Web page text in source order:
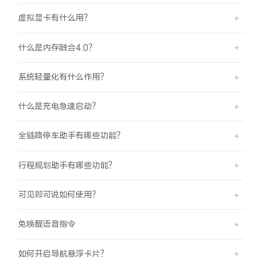
虚拟显卡有什么用？
什么是内存融合4.0？
系统轻量化有什么作用？
什么是充电急速启动？
全链路停车助手有哪些功能？
行程规划助手有哪些功能？
可见即可说如何使用？
免唤醒语音指令
如何开启导航悬浮卡片？